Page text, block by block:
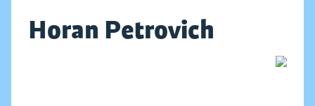
Horan Petrovich